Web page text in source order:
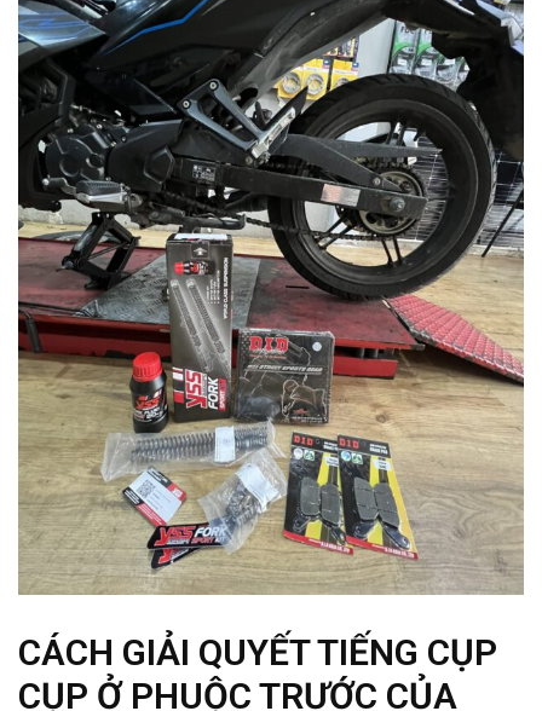
CÁCH GIẢI QUYẾT TIẾNG CỤP
CỤP Ở PHUỘC TRƯỚC CỦA